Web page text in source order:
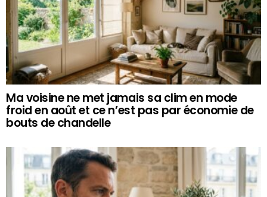
Ma voisine ne met jamais sa clim en mode
froid en août et ce n’est pas par économie de
bouts de chandelle